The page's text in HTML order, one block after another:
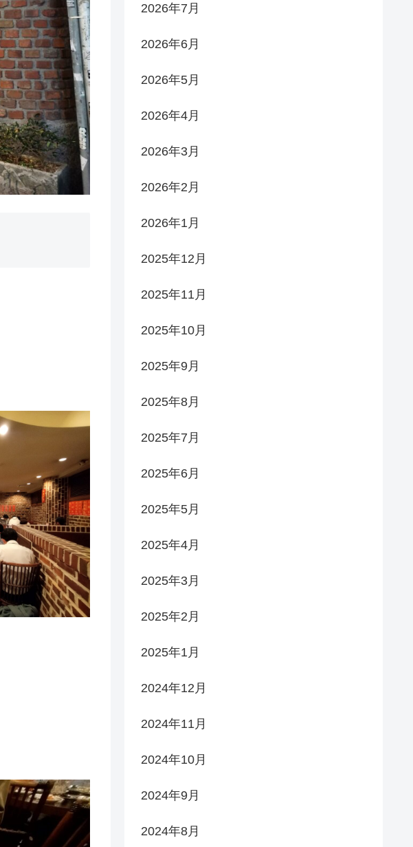
2026年7月
2026年6月
2026年5月
2026年4月
2026年3月
2026年2月
2026年1月
2025年12月
2025年11月
2025年10月
2025年9月
2025年8月
2025年7月
2025年6月
2025年5月
2025年4月
2025年3月
2025年2月
2025年1月
2024年12月
2024年11月
2024年10月
2024年9月
2024年8月